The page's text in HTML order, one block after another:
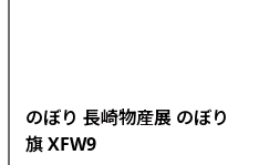
のぼり 長崎物産展 のぼり
旗 XFW9